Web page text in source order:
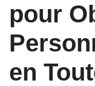
pour
en